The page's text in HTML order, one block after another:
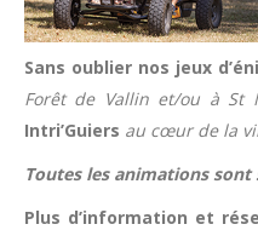
Sans oublier nos jeux
Forêt de Vallin et/ou à St
Intri’Guiers au cœur de la
Toutes les animations
Plus d’information et